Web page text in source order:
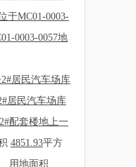
于MC01-0003-
0003-0057地
居民汽车场库
居民汽车场库
配套楼地上一
4851.93平方
用地面积